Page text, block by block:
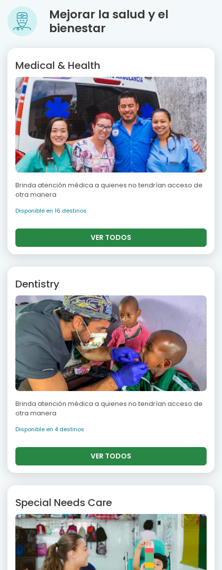
Mejorar la salud y el
bienestar
Medical & Health
Brinda atención médica a quienes no tendrían acceso de
otra manera
Disponible en 16 destinos
VER TODOS
Dentistry
Brinda atención médica a quienes no tendrían acceso de
otra manera
Disponible en 4 destinos
VER TODOS
Special Needs Care